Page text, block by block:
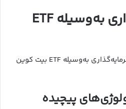
مزایای سرمایه‌گذاری به‌وسیله ETF
تعدادی از مهم‌ترین مزایای سرمایه‌گذاری به‌وسیله ETF بیت کوین
پیچیده